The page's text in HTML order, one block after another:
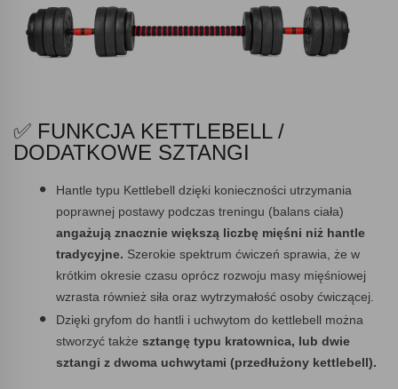
✅ FUNKCJA KETTLEBELL /
DODATKOWE SZTANGI
Hantle typu Kettlebell dzięki konieczności utrzymania
poprawnej postawy podczas treningu (balans ciała)
angażują znacznie większą liczbę mięśni niż hantle
tradycyjne. Szerokie spektrum ćwiczeń sprawia, że w
krótkim okresie czasu oprócz rozwoju masy mięśniowej
wzrasta również siła oraz wytrzymałość osoby ćwiczącej.
Dzięki gryfom do hantli i uchwytom do kettlebell można
stworzyć także sztangę typu kratownica, lub dwie
sztangi z dwoma uchwytami (przedłużony kettlebell).